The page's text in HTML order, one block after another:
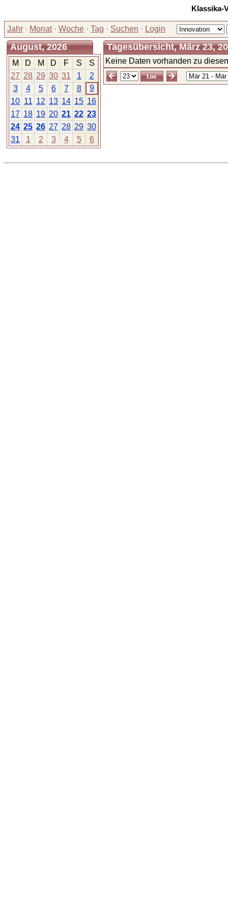
Klassika-
Jahr · Monat· Woche · Tag · Suchen · Login
August, 2026
M D M D F S
S
27 28 29 30 31 1
2
3
4 5 6 7 8
9
10 11 12 13 14 15 16
17 18 19 20 21 22 23
24 25 26 27 28 29 30
31
1 2 3 4 5 6
Tagesübersicht, März 23,
Keine Daten vorhanden zu